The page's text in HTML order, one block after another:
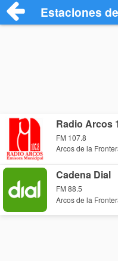
Estaciones
Radio Arcos
FM 107.8
Arcos de la
Cadena Dial
FM 88.5
Arcos de la